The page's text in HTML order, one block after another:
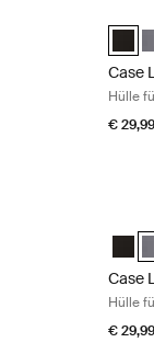
Case
Case
Hülle
€ 29,99
Case
Case
Hülle
€ 29,99